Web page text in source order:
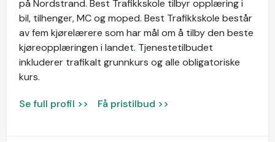
på Nordstrand. Best Trafikkskole tilbyr opplæring i
bil, tilhenger, MC og moped. Best Trafikkskole består
av fem kjørelærere som har mål om å tilby den beste
kjøreopplæringen i landet. Tjenestetilbudet
inkluderer trafikalt grunnkurs og alle obligatoriske
kurs.
Se full profil >> Få pristilbud >>